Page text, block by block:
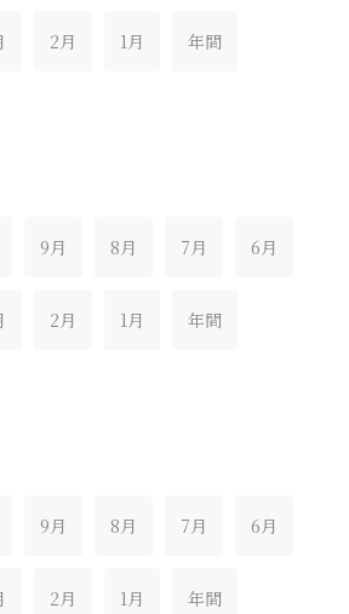
2月 1月 年間
9月 8月 7月 6月
2月 1月 年間
9月 8月 7月 6月
2月 1月 年間